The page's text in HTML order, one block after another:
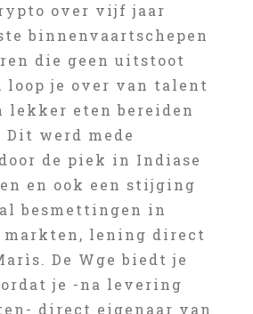
over vijf jaar
binnenvaartschepen
die geen uitstoot
loop je over van talent
lekker eten bereiden
Dit werd mede
de piek in Indiase
en ook een stijging
besmettingen in
lening direct
De Wge biedt je
je -na levering
direct eigenaar van